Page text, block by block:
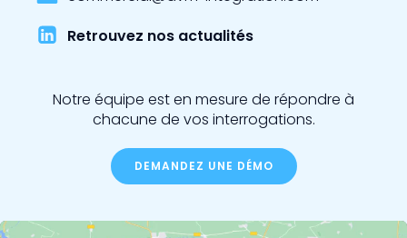
Retrouvez nos actualités
Notre équipe est en mesure de répondre à
chacune de vos interrogations.
DEMANDEZ UNE DÉMO